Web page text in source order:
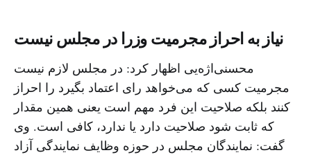
نیاز به احراز مجرمیت وزرا در مجلس نیست
محسنی‌اژه‌یی اظهار کرد: در مجلس لازم نیست
مجرمیت کسی که می‌خواهد رای اعتماد بگیرد را احراز
کنند بلکه صلاحیت این فرد مهم است یعنی همین مقدار
که ثابت شود صلاحیت دارد یا ندارد، کافی است. وی
گفت: نمایندگان مجلس در حوزه وظایف نمایندگی آزاد‌